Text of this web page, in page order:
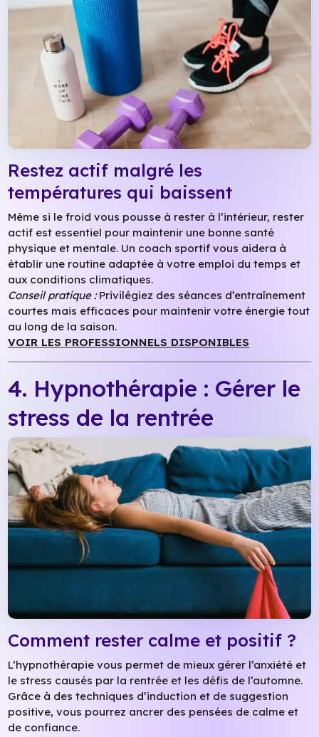
Restez actif malgré les
températures qui baissent
Même si le froid vous pousse à rester à l’intérieur, rester
actif est essentiel pour maintenir une bonne santé
physique et mentale. Un coach sportif vous aidera à
établir une routine adaptée à votre emploi du temps et
aux conditions climatiques.
Conseil pratique :Privilégiez des séances d’entraînement
courtes mais efficaces pour maintenir votre énergie tout
au long de la saison.
VOIR LES PROFESSIONNELS DISPONIBLES
4. Hypnothérapie : Gérer le
stress de la rentrée
Comment rester calme et positif ?
L’hypnothérapie vous permet de mieux gérer l’anxiété et
le stress causés par la rentrée et les défis de l’automne.
Grâce à des techniques d’induction et de suggestion
positive, vous pourrez ancrer des pensées de calme et
de confiance.